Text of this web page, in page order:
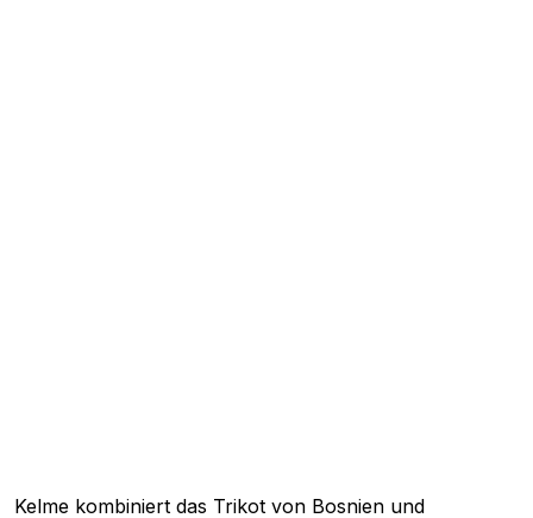
Kelme kombiniert das Trikot von Bosnien und